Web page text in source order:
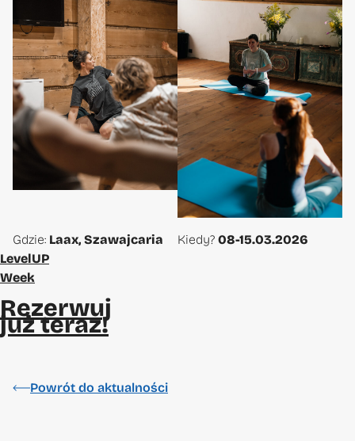
LevelUP
Week
Gdzie: Laax, Szawajcaria Kiedy? 08-15.03.2026
Rezerwuj
już teraz!
Powrót do aktualności